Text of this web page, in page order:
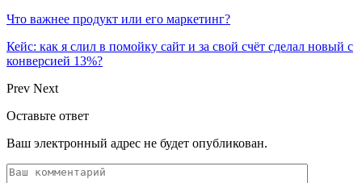
Что важнее продукт или его маркетинг?
Кейс: как я слил в помойку сайт и за свой счёт сделал новый с
конверсией 13%?
Prev Next
Оставьте ответ
Ваш электронный адрес не будет опубликован.